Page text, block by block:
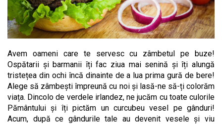
Avem oameni care te servesc cu zâmbetul pe buze!
Ospătarii și barmanii îți fac ziua mai senină și îți alungă
tristețea din ochi încă dinainte de a lua prima gură de bere!
Alege să zâmbești împreună cu noi și lasă-ne să-ți colorăm
viața. Dincolo de verdele irlandez, ne jucăm cu toate culorile
Pământului și îți pictăm un curcubeu vesel pe gânduri!
Acum, după ce gândurile tale au devenit vesele și viu